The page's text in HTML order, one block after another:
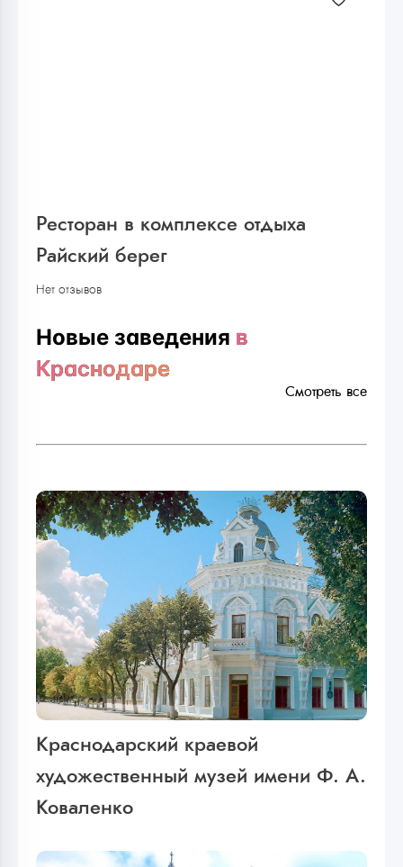
Ресторан в комплексе отдыха
Райский берег
Нет отзывов
Новые заведения в
Краснодаре
Смотреть все
Краснодарский краевой
художественный музей имени Ф. А.
Коваленко